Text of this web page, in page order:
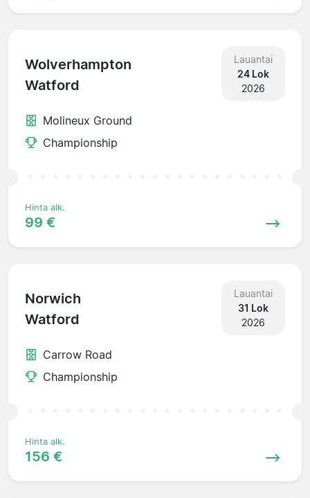
Wolverhampton
Watford
Lauantai
24 Lok
2026
Molineux Ground
Championship
Hinta alk.
99 €
Norwich
Watford
Lauantai
31 Lok
2026
Carrow Road
Championship
Hinta alk.
156 €